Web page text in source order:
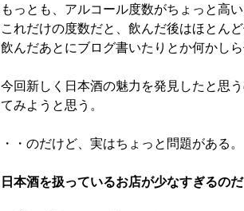
もっとも、アルコール度数がちょっと高い
これだけの度数だと、飲んだ後はほとん
飲んだあとにブログ書いたりとか何かし
今回新しく日本酒の魅力を発見したと思
てみようと思う。
・・のだけど、実はちょっと問題がある。
日本酒を扱っているお店が少なすぎるのだ